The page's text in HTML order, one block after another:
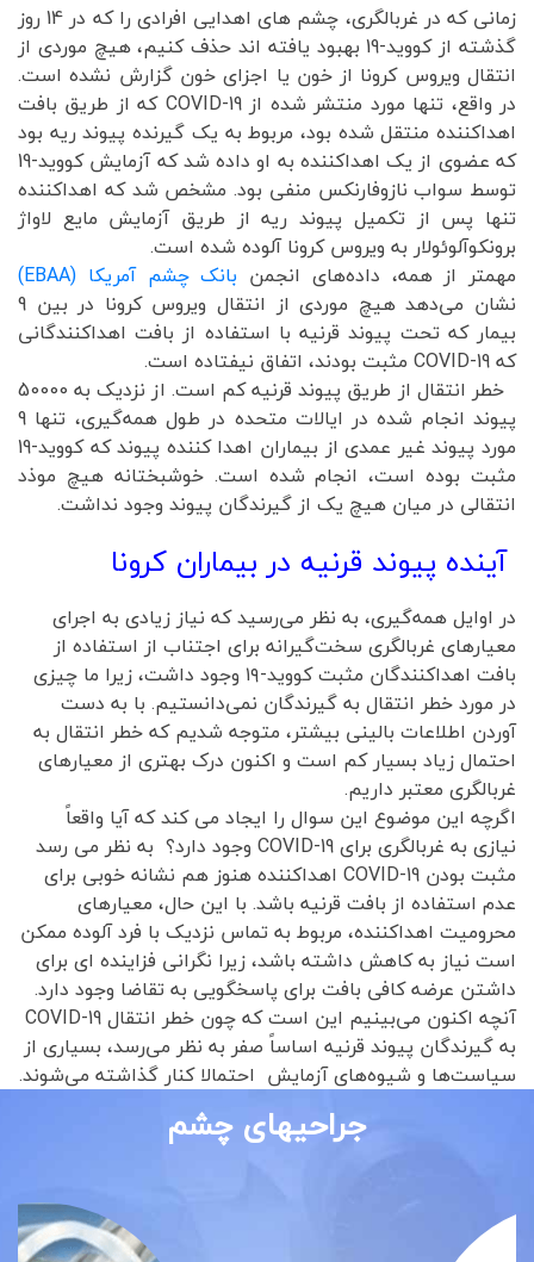
زمانی که در غربالگری، چشم های اهدایی افرادی را که در 14 روز
گذشته از کووید-19 بهبود یافته اند حذف کنیم، هیچ موردی از
انتقال ویروس کرونا از خون یا اجزای خون گزارش نشده است.
در واقع، تنها مورد منتشر شده از COVID-19 که از طریق بافت
اهداکننده منتقل شده بود، مربوط به یک گیرنده پیوند ریه بود
که عضوی از یک اهداکننده به او داده شد که آزمایش کووید-19
توسط سواب نازوفارنکس منفی بود. مشخص شد که اهداکننده
تنها پس از تکمیل پیوند ریه از طریق آزمایش مایع لاواژ
برونکوآلوئولار به ویروس کرونا آلوده شده است.
مهمتر از همه، داده‌های انجمن بانک چشم آمریکا (EBAA)
نشان می‌دهد هیچ موردی از انتقال ویروس کرونا در بین 9
بیمار که تحت پیوند قرنیه با استفاده از بافت اهداکنندگانی
که COVID-19 مثبت بودند، اتفاق نیفتاده است.
خطر انتقال از طریق پیوند قرنیه کم است. از نزدیک به 50000
پیوند انجام شده در ایالات متحده در طول همه‌گیری، تنها 9
مورد پیوند غیر عمدی از بیماران اهدا کننده پیوند که کووید-19
مثبت بوده است، انجام شده است. خوشبختانه هیچ موذد
انتقالی در میان هیچ یک از گیرندگان پیوند وجود نداشت.
آینده پیوند قرنیه در بیماران کرونا
در اوایل همه‌گیری، به نظر می‌رسید که نیاز زیادی به اجرای
معیارهای غربالگری سخت‌گیرانه برای اجتناب از استفاده از
بافت اهداکنندگان مثبت کووید-۱۹ وجود داشت، زیرا ما چیزی
در مورد خطر انتقال به گیرندگان نمی‌دانستیم. با به دست
آوردن اطلاعات بالینی بیشتر، متوجه شدیم که خطر انتقال به
احتمال زیاد بسیار کم است و اکنون درک بهتری از معیارهای
غربالگری معتبر داریم.
اگرچه این موضوع این سوال را ایجاد می کند که آیا واقعاً
نیازی به غربالگری برای COVID-19 وجود دارد؟ به نظر می رسد
مثبت بودن COVID-19 اهداکننده هنوز هم نشانه خوبی برای
عدم استفاده از بافت قرنیه باشد. با این حال، معیارهای
محرومیت اهداکننده، مربوط به تماس نزدیک با فرد آلوده ممکن
است نیاز به کاهش داشته باشد، زیرا نگرانی فزاینده ای برای
داشتن عرضه کافی بافت برای پاسخگویی به تقاضا وجود دارد.
آنچه اکنون می‌بینیم این است که چون خطر انتقال COVID-19
به گیرندگان پیوند قرنیه اساساً صفر به نظر می‌رسد، بسیاری از
سیاست‌ها و شیوه‌های آزمایش احتمالا کنار گذاشته می‌شوند.
جراحیهای چشم